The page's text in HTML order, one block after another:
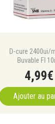
D-cure 2400ui/
Buvable Fl
4,99€
Ajouter au